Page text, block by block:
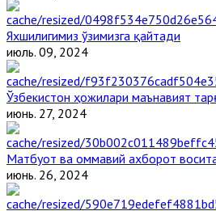
Яхшилигимиз ўзимизга қайтади
июль. 09, 2024
Ўзбекистон ҳожилари маънавият
июнь. 27, 2024
Матбуот ва оммавий ахборот
июнь. 26, 2024